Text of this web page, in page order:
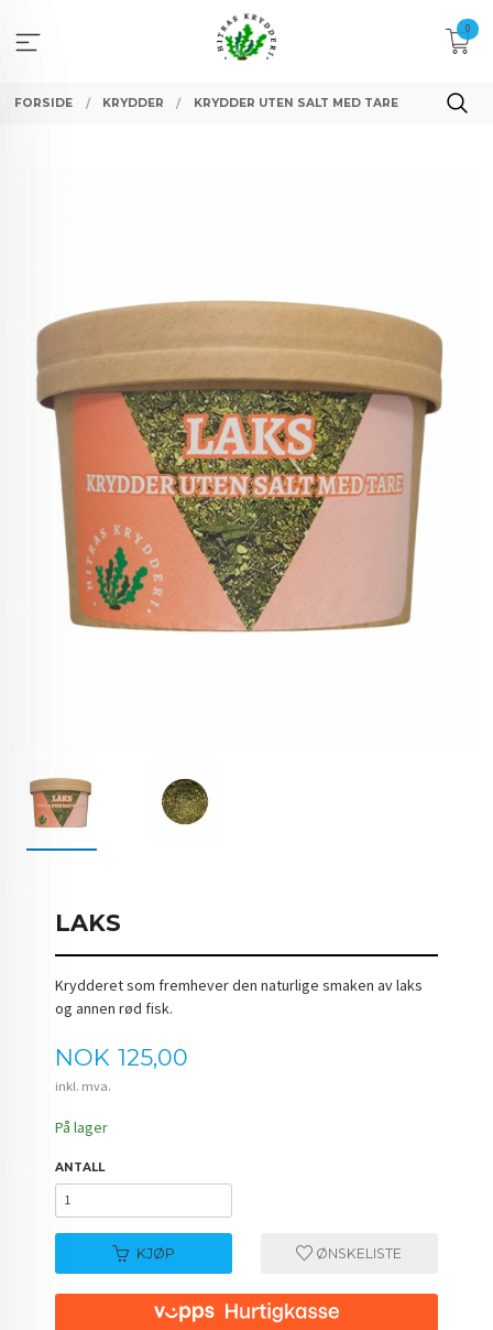
innholdet
0
FORSIDE KRYDDER KRYDDER UTEN SALT MED TARE
LAKS
Krydderet som fremhever den naturlige smaken av laks
og annen rød fisk.
Pris
NOK 125,00
inkl. mva.
På lager
ANTALL
KJØP ØNSKELISTE